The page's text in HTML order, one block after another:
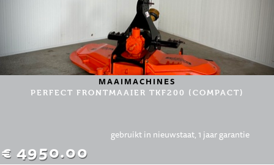
MAAIMACHINES
PERFECT FRONTMAAIER TKF200 (COMPACT)
€ 4950.00
gebruikt in nieuwstaat, 1 jaar garantie